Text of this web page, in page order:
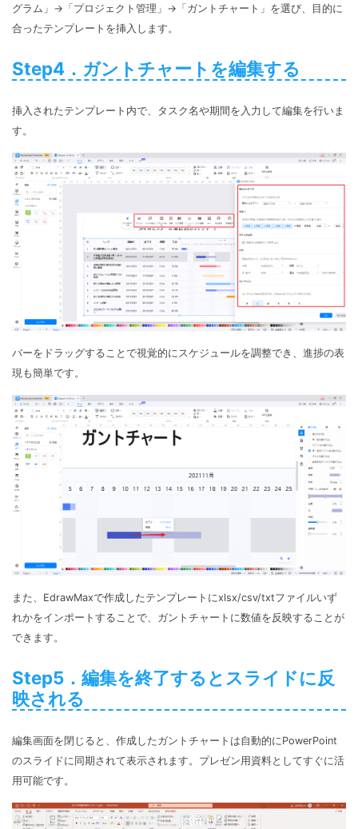
グラム」→「プロジェクト管理」→「ガントチャート」を選び、目的に
合ったテンプレートを挿入します。
Step4．ガントチャートを編集する
挿入されたテンプレート内で、タスク名や期間を入力して編集を行いま
す。
バーをドラッグすることで視覚的にスケジュールを調整でき、進捗の表
現も簡単です。
また、EdrawMaxで作成したテンプレートにxlsx/csv/txtファイルいず
れかをインポートすることで、ガントチャートに数値を反映することが
できます。
Step5．編集を終了するとスライドに反
映される
編集画面を閉じると、作成したガントチャートは自動的にPowerPoint
のスライドに同期されて表示されます。プレゼン用資料としてすぐに活
用可能です。